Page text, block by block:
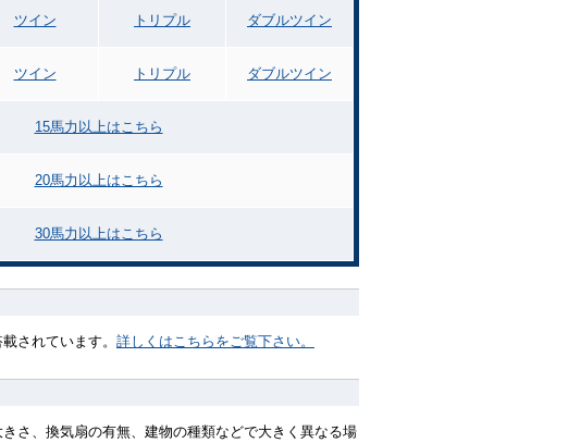
ツイン トリプル ダブルツイン
ツイン トリプル ダブルツイン
15馬力以上はこちら
20馬力以上はこちら
30馬力以上はこちら
されています。 詳しくはこちらをご覧下さい。
さ、換気扇の有無、建物の種類などで大きく異なる場